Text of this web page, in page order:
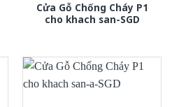
Cửa Gỗ Chống Cháy P1
cho khach san-SGD